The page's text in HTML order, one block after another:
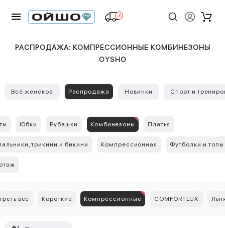
3
РАСПРОДАЖА: КОМПРЕССИОННЫЕ КОМБИНЕЗОНЫ
OYSHO
Всё женское Распродажа Новинки Спорт и
Юбки Рубашки Комбинезоны Платья
трикини и бикини Компрессионная Футболки и топы
все Короткие Компрессионные COMFORTLUX